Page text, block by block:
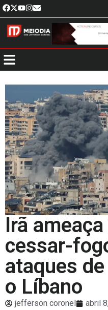
Irã
cessar-
ataques
o Líbano
jefferson coronel abril